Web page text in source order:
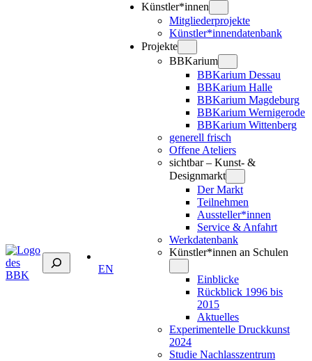
Suchen
EN
Künstler*innen
Mitgliederprojekte
Künstler*innendatenbank
Projekte
BBKarium
BBKarium Dessau
BBKarium Halle
BBKarium Magdeburg
BBKarium Wernigerode
BBKarium Wittenberg
generell frisch
Offene Ateliers
sichtbar – Kunst- &
Designmarkt
Der Markt
Teilnehmen
Aussteller*innen
Service & Anfahrt
Werkdatenbank
Künstler*innen an Schulen
Einblicke
Rückblick 1996 bis
2015
Aktuelles
Experimentelle Druckkunst
2024
Studie Nachlasszentrum